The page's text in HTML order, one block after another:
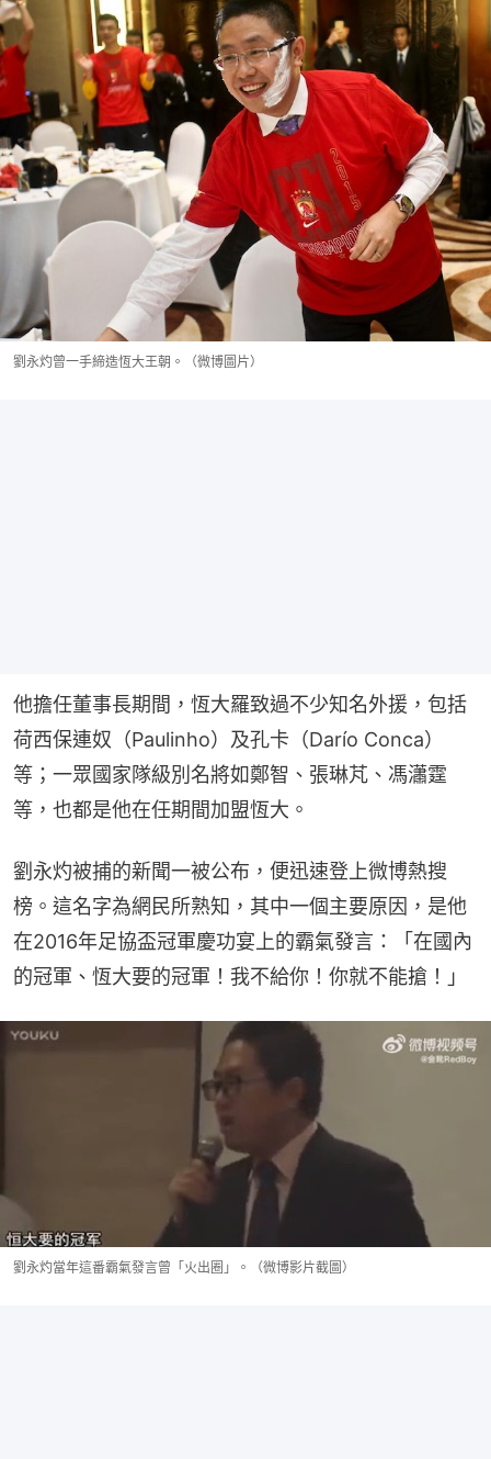
劉永灼曾一手締造恆大王朝。（微博圖片）
他擔任董事長期間，恆大羅致過不少知名外援，包括
荷西保連奴（Paulinho）及孔卡（Darío Conca）
等；一眾國家隊級別名將如鄭智、張琳芃、馮瀟霆
等，也都是他在任期間加盟恆大。
劉永灼被捕的新聞一被公布，便迅速登上微博熱搜
榜。這名字為網民所熟知，其中一個主要原因，是他
在2016年足協盃冠軍慶功宴上的霸氣發言：「在國內
的冠軍、恆大要的冠軍！我不給你！你就不能搶！」
劉永灼當年這番霸氣發言曾「火出圈」。（微博影片截圖）